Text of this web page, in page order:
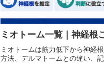
ミオトーム一覧｜神経根
ミオトームは筋力低下から神経
方法、デルマトームとの違い、